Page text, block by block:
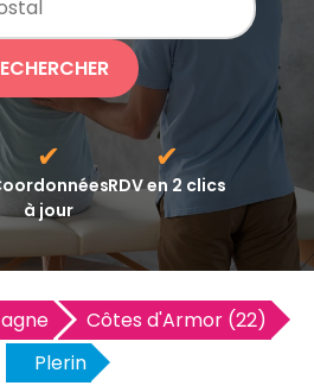
✔
à jour
✔
RDV en 2 clics
Côtes d'Armor (22)
Plerin